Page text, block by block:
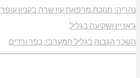
נהריה: חנוכת מרפאת עין שרה בקניון עופר
ג'אז יין ושקיעה בגליל
השכר הגבוה בגליל המערבי: כפר ורדים